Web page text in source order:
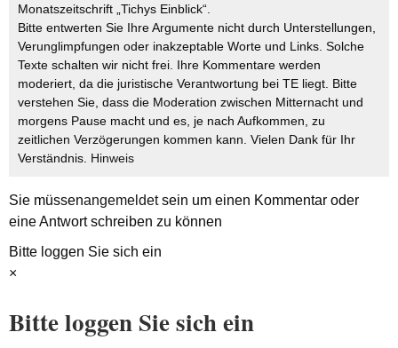
Monatszeitschrift „Tichys Einblick“.
Bitte entwerten Sie Ihre Argumente nicht durch Unterstellungen,
Verunglimpfungen oder inakzeptable Worte und Links. Solche
Texte schalten wir nicht frei. Ihre Kommentare werden
moderiert, da die juristische Verantwortung bei TE liegt. Bitte
verstehen Sie, dass die Moderation zwischen Mitternacht und
morgens Pause macht und es, je nach Aufkommen, zu
zeitlichen Verzögerungen kommen kann. Vielen Dank für Ihr
Verständnis. Hinweis
Sie müssenangemeldetsein um einen Kommentar oder
eine Antwort schreiben zu können
Bitte loggen Sie sich ein
×
Bitte loggen Sie sich ein